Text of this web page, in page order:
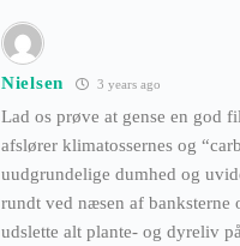
Nielsen 3 years ago
Lad os prøve at gense en god
afslører klimatossernes og
uudgrundelige dumhed og
rundt ved næsen af banksterne
udslette alt plante- og dyreliv